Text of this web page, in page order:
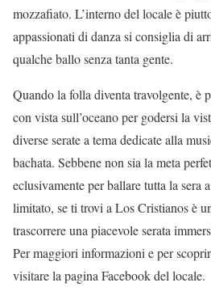
mozzafiato. L’interno del locale è
appassionati di danza si consiglia di
qualche ballo senza tanta gente.
Quando la folla diventa travolgente, è
con vista sull’oceano per godersi la
diverse serate a tema dedicate alla
bachata. Sebbene non sia la meta
eclusivamente per ballare tutta la sera
limitato, se ti trovi a Los Cristianos è
trascorrere una piacevole serata
Per maggiori informazioni e per
visitare la pagina Facebook del locale.